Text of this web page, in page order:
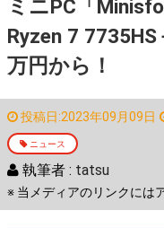
ミニPC「
Ryzen 7
万円から！
投稿日:2023年09月09日
ニュース
執筆者 : tatsu
※ 当メディアのリンクには